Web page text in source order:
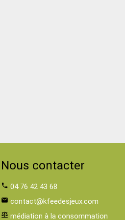
Nous contacter
phone 04 76 42 43 68
email contact@kfeedesjeux.com
balance médiation à la consommation